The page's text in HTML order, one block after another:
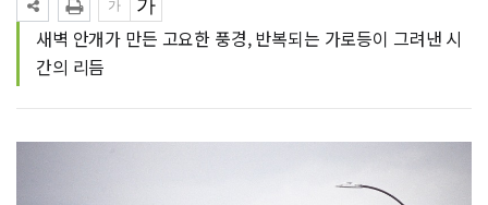
새벽 안개가 만든 고요한 풍경, 반복되는 가로등이 그려낸 시
간의 리듬